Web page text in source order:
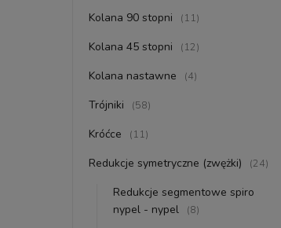
Kolana 90 stopni (11)
Kolana 45 stopni (12)
Kolana nastawne (4)
Trójniki (58)
Króćce (11)
Redukcje symetryczne (zwężki) (24)
Redukcje segmentowe spiro
nypel - nypel
(8)